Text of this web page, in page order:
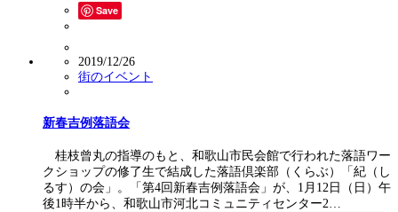
Save
2019/12/26
街のイベント
新春吉例落語会
桂枝曾丸の指導のもと、和歌山市民会館で行われた落語ワー
クショップの修了生で結成した落語倶楽部（くらぶ）「紀（し
るす）の会」。「第4回新春吉例落語会」が、1月12日（日）午
後1時半から、和歌山市河北コミュニティセンター2…